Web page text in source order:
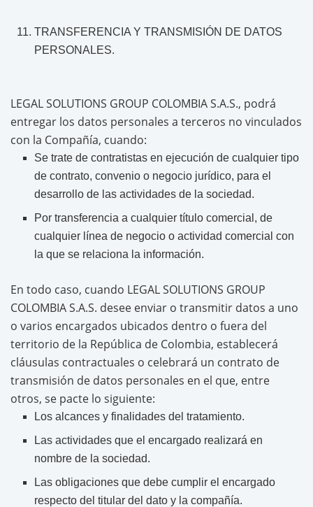
TRANSFERENCIA Y TRANSMISIÓN DE DATOS
PERSONALES.
LEGAL SOLUTIONS GROUP COLOMBIA S.A.S., podrá
entregar los datos personales a terceros no vinculados
con la Compañía, cuando:
Se trate de contratistas en ejecución de cualquier tipo
de contrato, convenio o negocio jurídico, para el
desarrollo de las actividades de la sociedad.
Por transferencia a cualquier título comercial, de
cualquier línea de negocio o actividad comercial con
la que se relaciona la información.
En todo caso, cuando LEGAL SOLUTIONS GROUP
COLOMBIA S.A.S. desee enviar o transmitir datos a uno
o varios encargados ubicados dentro o fuera del
territorio de la República de Colombia, establecerá
cláusulas contractuales o celebrará un contrato de
transmisión de datos personales en el que, entre
otros, se pacte lo siguiente:
Los alcances y finalidades del tratamiento.
Las actividades que el encargado realizará en
nombre de la sociedad.
Las obligaciones que debe cumplir el encargado
respecto del titular del dato y la compañía.